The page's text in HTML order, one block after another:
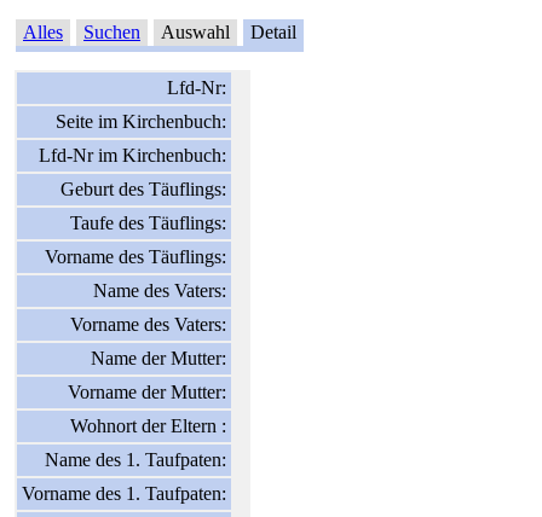
Alles Suchen Auswahl Detail
Lfd-Nr:
Seite im Kirchenbuch:
Lfd-Nr im Kirchenbuch:
Geburt des Täuflings:
Taufe des Täuflings:
Vorname des Täuflings:
Name des Vaters:
Vorname des Vaters:
Name der Mutter:
Vorname der Mutter:
Wohnort der Eltern :
Name des 1. Taufpaten:
Vorname des 1. Taufpaten: